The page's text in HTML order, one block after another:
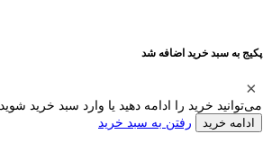
پکیج به سبد خرید اضافه شد
می‌توانید خرید را ادامه دهید یا وارد سبد خرید شوید.
ادامه خرید رفتن به سبد خرید